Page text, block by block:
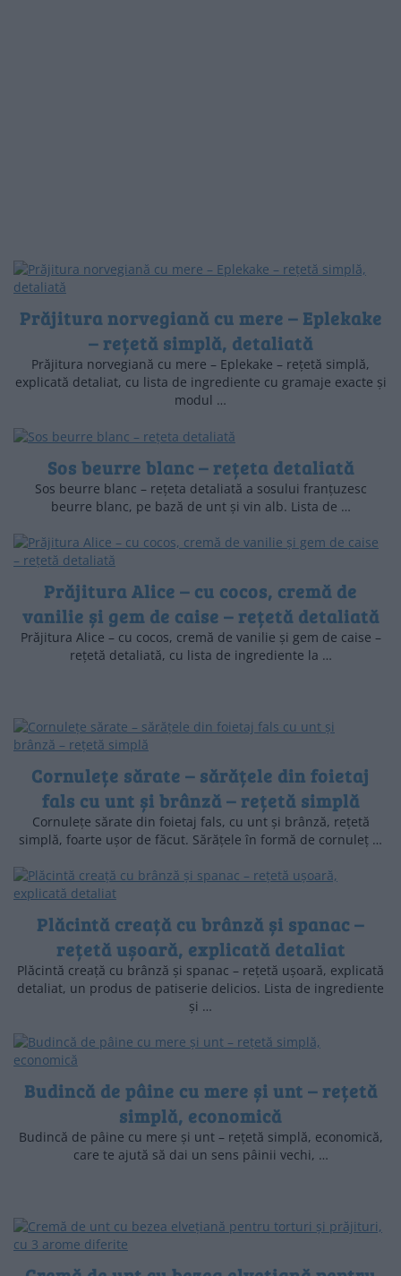
Prăjitura norvegiană cu mere – Eplekake
– rețetă simplă, detaliată
Prăjitura norvegiană cu mere – Eplekake – rețetă simplă,
explicată detaliat, cu lista de ingrediente cu gramaje exacte și
modul …
Sos beurre blanc – rețeta detaliată
Sos beurre blanc – rețeta detaliată a sosului franțuzesc
beurre blanc, pe bază de unt și vin alb. Lista de …
Prăjitura Alice – cu cocos, cremă de
vanilie și gem de caise – rețetă detaliată
Prăjitura Alice – cu cocos, cremă de vanilie și gem de caise –
rețetă detaliată, cu lista de ingrediente la …
Cornulețe sărate – sărățele din foietaj
fals cu unt și brânză – rețetă simplă
Cornulețe sărate din foietaj fals, cu unt și brânză, rețetă
simplă, foarte ușor de făcut. Sărățele în formă de cornuleț …
Plăcintă creață cu brânză și spanac –
rețetă ușoară, explicată detaliat
Plăcintă creață cu brânză și spanac – rețetă ușoară, explicată
detaliat, un produs de patiserie delicios. Lista de ingrediente
și …
Budincă de pâine cu mere și unt – rețetă
simplă, economică
Budincă de pâine cu mere și unt – rețetă simplă, economică,
care te ajută să dai un sens pâinii vechi, …